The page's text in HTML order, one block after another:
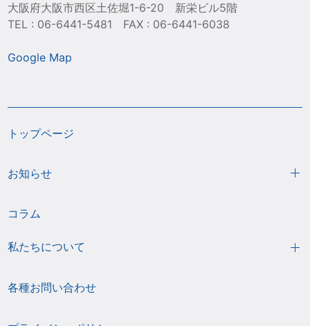
大阪府大阪市西区土佐堀1-6-20 新栄ビル5階
TEL : 06-6441-5481 FAX : 06-6441-6038
Google Map
トップページ
お知らせ
コラム
私たちについて
各種お問い合わせ